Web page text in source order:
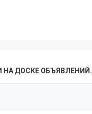
ДОСКЕ ОБЪЯВЛЕНИЙ.